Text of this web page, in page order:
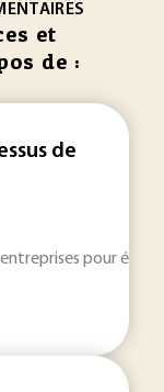
et
de :
de
pour éco-